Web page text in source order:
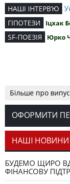
НАШІ ІНТЕРВ’Ю
ГІПОТЕЗИ Іцхак
SF-ПОЕЗІЯ Юрко
Більше про
ОФОРМИТИ
НАШІ НОВИНИ
БУДЕМО ЩИРО
ФІНАНСОВУ